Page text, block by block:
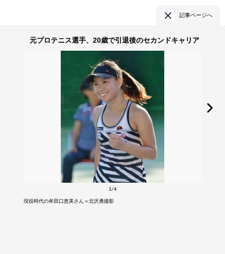
記事ページへ
元プロテニス選手、20歳で引退後のセカンドキャリア
1/4
現役時代の牟田口恵美さん＝北沢勇撮影